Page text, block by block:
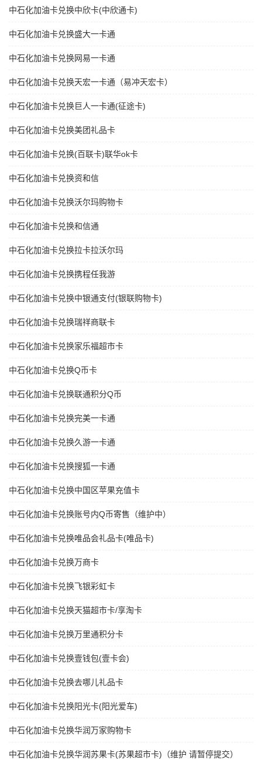
中石化加油卡兑换中欣卡(中欣通卡)
中石化加油卡兑换盛大一卡通
中石化加油卡兑换网易一卡通
中石化加油卡兑换天宏一卡通（易冲天宏卡）
中石化加油卡兑换巨人一卡通(征途卡)
中石化加油卡兑换美团礼品卡
中石化加油卡兑换(百联卡)联华ok卡
中石化加油卡兑换资和信
中石化加油卡兑换沃尔玛购物卡
中石化加油卡兑换和信通
中石化加油卡兑换拉卡拉沃尔玛
中石化加油卡兑换携程任我游
中石化加油卡兑换中银通支付(银联购物卡)
中石化加油卡兑换瑞祥商联卡
中石化加油卡兑换家乐福超市卡
中石化加油卡兑换Q币卡
中石化加油卡兑换联通积分Q币
中石化加油卡兑换完美一卡通
中石化加油卡兑换久游一卡通
中石化加油卡兑换搜狐一卡通
中石化加油卡兑换中国区苹果充值卡
中石化加油卡兑换账号内Q币寄售（维护中）
中石化加油卡兑换唯品会礼品卡(唯品卡)
中石化加油卡兑换万商卡
中石化加油卡兑换飞银彩虹卡
中石化加油卡兑换天猫超市卡/享淘卡
中石化加油卡兑换万里通积分卡
中石化加油卡兑换壹钱包(壹卡会)
中石化加油卡兑换去哪儿礼品卡
中石化加油卡兑换阳光卡(阳光爱车)
中石化加油卡兑换华润万家购物卡
中石化加油卡兑换华润苏果卡(苏果超市卡)（维护 请暂停提交）